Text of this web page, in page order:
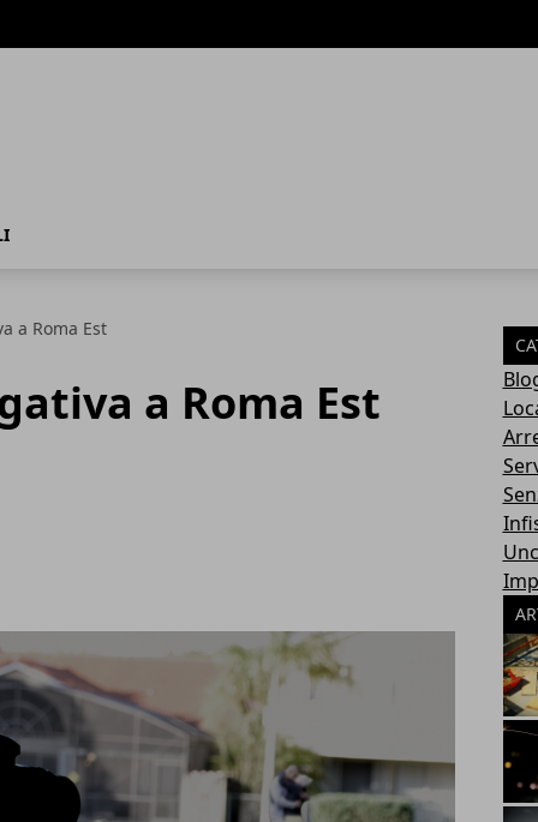
a Roma Est
a Roma Est